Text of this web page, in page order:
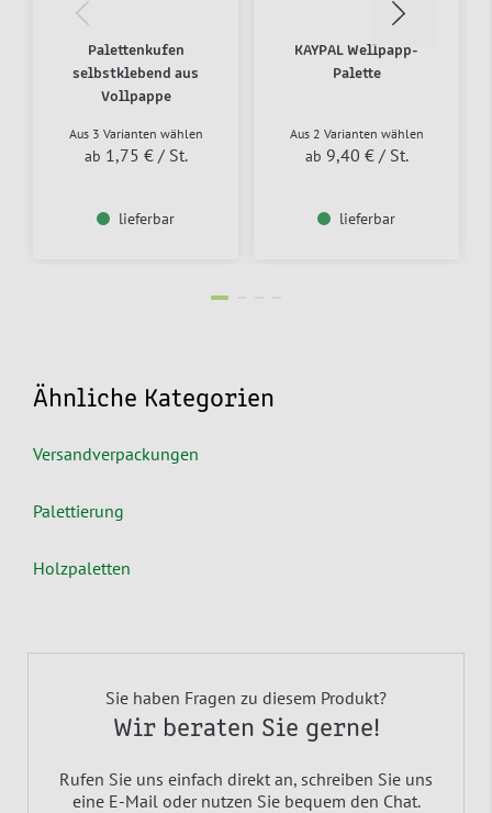
Palettenkufen
selbstklebend aus
Vollpappe
Aus 3 Varianten wählen
ab 1,75 € / St.
lieferbar
KAYPAL Wellpapp-
Palette
Aus 2 Varianten wählen
ab 9,40 € / St.
lieferbar
Ähnliche Kategorien
Versandverpackungen
Palettierung
Holzpaletten
Sie haben Fragen zu diesem Produkt?
Wir beraten Sie gerne!
Rufen Sie uns einfach direkt an, schreiben Sie uns
eine E-Mail oder nutzen Sie bequem den Chat.